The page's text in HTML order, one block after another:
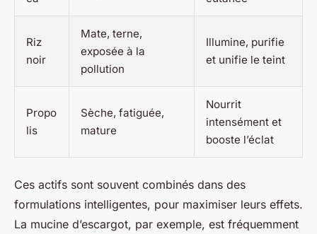
Riz
noir
Mate, terne,
exposée à la
pollution
Illumine, purifie
et unifie le teint
Propo
lis
Sèche, fatiguée,
mature
Nourrit
intensément et
booste l’éclat
Ces actifs sont souvent combinés dans des
formulations intelligentes, pour maximiser leurs effets.
La mucine d’escargot, par exemple, est fréquemment